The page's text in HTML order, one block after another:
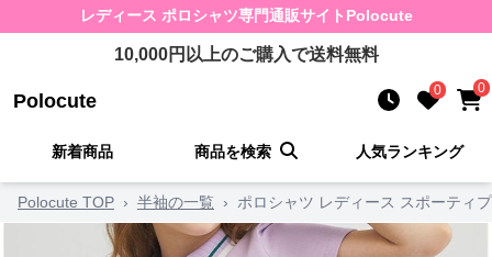
レディース ポロシャツ専門通販サイト Polocute
10,000円以上のご購入で送料無料
Polocute 0 0
新着商品 商品を検索 人気ランキング
Polocute TOP › 半袖の一覧 › ポロシャツ レディース スポーティ